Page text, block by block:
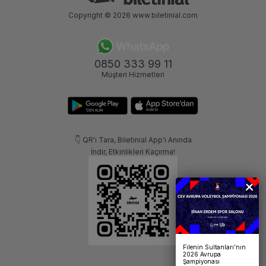
0850 333 99 11
Müşteri Hizmetleri
👇 QR'ı Tara, Biletinial App'i Anında
İndir, Etkinlikleri Kaçırma!
Copyright © 2026 www.biletinial.com
Filenin Sultanları’nın
2026 Avrupa
Şampiyonası